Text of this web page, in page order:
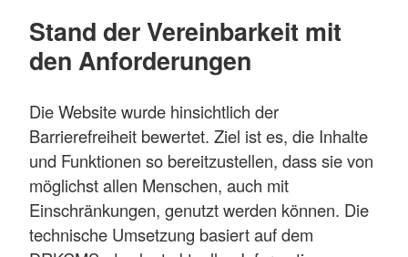
Stand der Vereinbarkeit mit
den Anforderungen
Die Website wurde hinsichtlich der
Barrierefreiheit bewertet. Ziel ist es, die Inhalte
und Funktionen so bereitzustellen, dass sie von
möglichst allen Menschen, auch mit
Einschränkungen, genutzt werden können. Die
technische Umsetzung basiert auf dem